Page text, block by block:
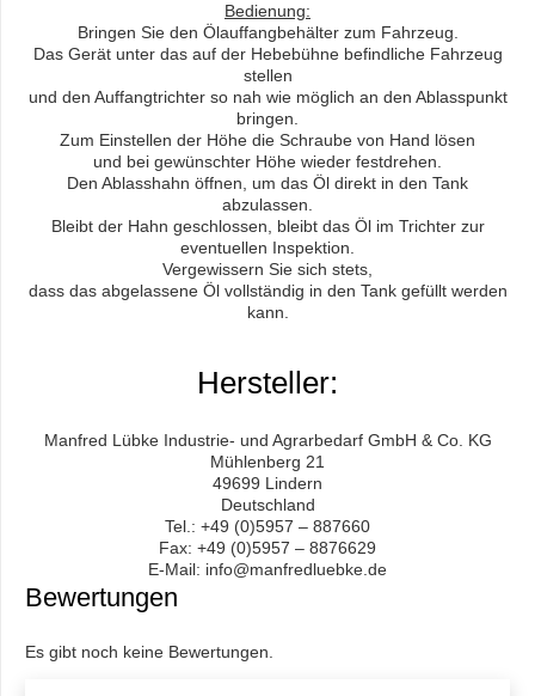
Bedienung:
Bringen Sie den Ölauffangbehälter zum Fahrzeug.
Das Gerät unter das auf der Hebebühne befindliche Fahrzeug
stellen
und den Auffangtrichter so nah wie möglich an den Ablasspunkt
bringen.
Zum Einstellen der Höhe die Schraube von Hand lösen
und bei gewünschter Höhe wieder festdrehen.
Den Ablasshahn öffnen, um das Öl direkt in den Tank
abzulassen.
Bleibt der Hahn geschlossen, bleibt das Öl im Trichter zur
eventuellen Inspektion.
Vergewissern Sie sich stets,
dass das abgelassene Öl vollständig in den Tank gefüllt werden
kann.
Hersteller:
Manfred Lübke Industrie- und Agrarbedarf GmbH & Co. KG
Mühlenberg 21
49699 Lindern
Deutschland
Tel.: +49 (0)5957 – 887660
Fax: +49 (0)5957 – 8876629
E-Mail: info@manfredluebke.de
Bewertungen
Es gibt noch keine Bewertungen.